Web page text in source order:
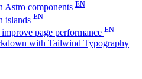
Astro components
islands
page performance
with Tailwind Typography